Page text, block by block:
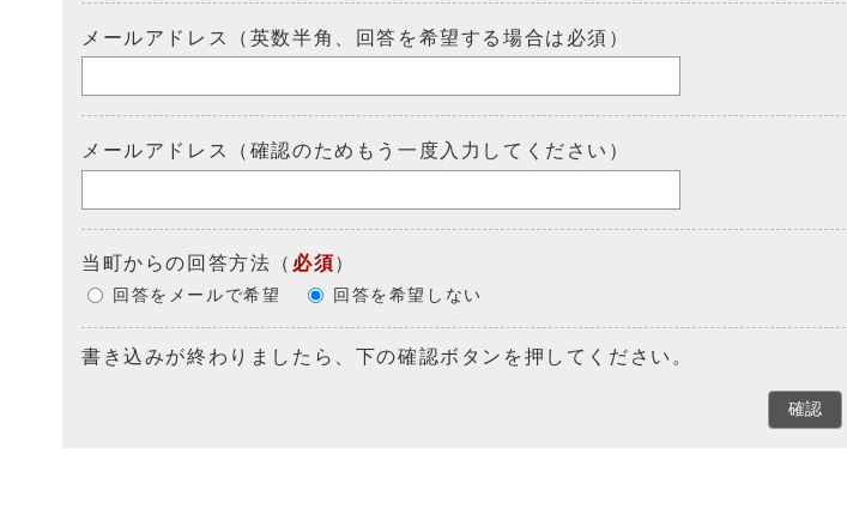
メールアドレス（英数半角、回答を希望する場合は必須）
メールアドレス（確認のためもう一度入力してください）
当町からの回答方法 （ 必須）
回答をメールで希望 回答を希望しない
書き込みが終わりましたら、下の確認ボタンを押してください。
確認